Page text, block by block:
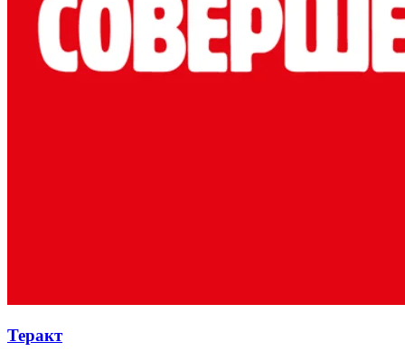
Теракт